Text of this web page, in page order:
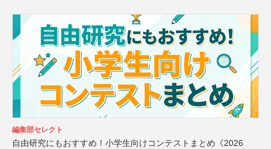
編集部セレクト
自由研究にもおすすめ！小学生向けコンテストまとめ《2026